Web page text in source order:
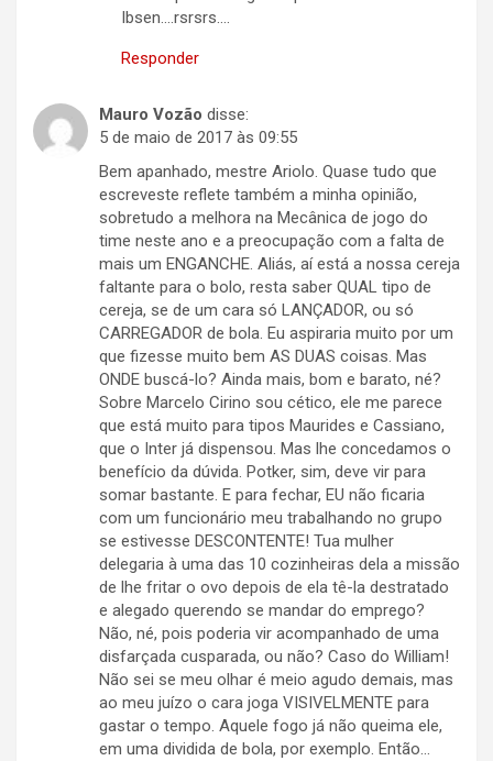
Ibsen….rsrsrs….
Responder
Mauro Vozão disse:
5 de maio de 2017 às 09:55
Bem apanhado, mestre Ariolo. Quase tudo que
escreveste reflete também a minha opinião,
sobretudo a melhora na Mecânica de jogo do
time neste ano e a preocupação com a falta de
mais um ENGANCHE. Aliás, aí está a nossa cereja
faltante para o bolo, resta saber QUAL tipo de
cereja, se de um cara só LANÇADOR, ou só
CARREGADOR de bola. Eu aspiraria muito por um
que fizesse muito bem AS DUAS coisas. Mas
ONDE buscá-lo? Ainda mais, bom e barato, né?
Sobre Marcelo Cirino sou cético, ele me parece
que está muito para tipos Maurides e Cassiano,
que o Inter já dispensou. Mas lhe concedamos o
benefício da dúvida. Potker, sim, deve vir para
somar bastante. E para fechar, EU não ficaria
com um funcionário meu trabalhando no grupo
se estivesse DESCONTENTE! Tua mulher
delegaria à uma das 10 cozinheiras dela a missão
de lhe fritar o ovo depois de ela tê-la destratado
e alegado querendo se mandar do emprego?
Não, né, pois poderia vir acompanhado de uma
disfarçada cusparada, ou não? Caso do William!
Não sei se meu olhar é meio agudo demais, mas
ao meu juízo o cara joga VISIVELMENTE para
gastar o tempo. Aquele fogo já não queima ele,
em uma dividida de bola, por exemplo. Então…